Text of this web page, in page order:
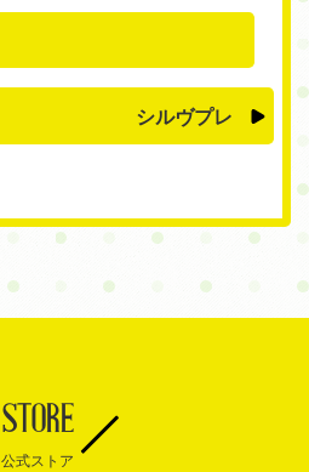
シルヴプレ
STORE
公式ストア